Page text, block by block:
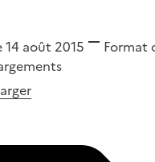
14 août 2015 Format